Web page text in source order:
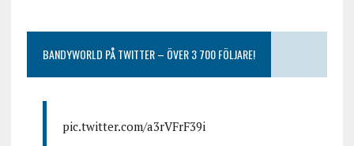
BANDYWORLD PÅ TWITTER – ÖVER 3 700 FÖLJARE!
pic.twitter.com/a3rVFrF39i